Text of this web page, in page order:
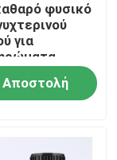
φυσικό
για
Προϊόν
του
και
Αποστολή